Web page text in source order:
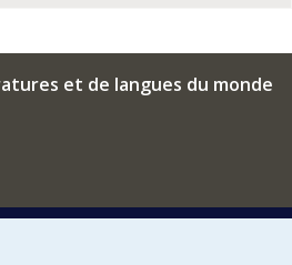
et de langues du monde